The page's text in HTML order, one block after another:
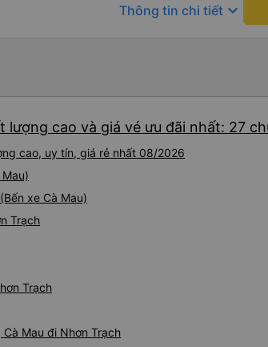
Thông tin chi tiết keyboard_arrow_down
cao và giá vé ưu đãi nhất: 27
cao, uy tín, giá rẻ nhất 08/2026
xe Cà Mau)
Trạch
Trạch
Mau đi Nhơn Trạch